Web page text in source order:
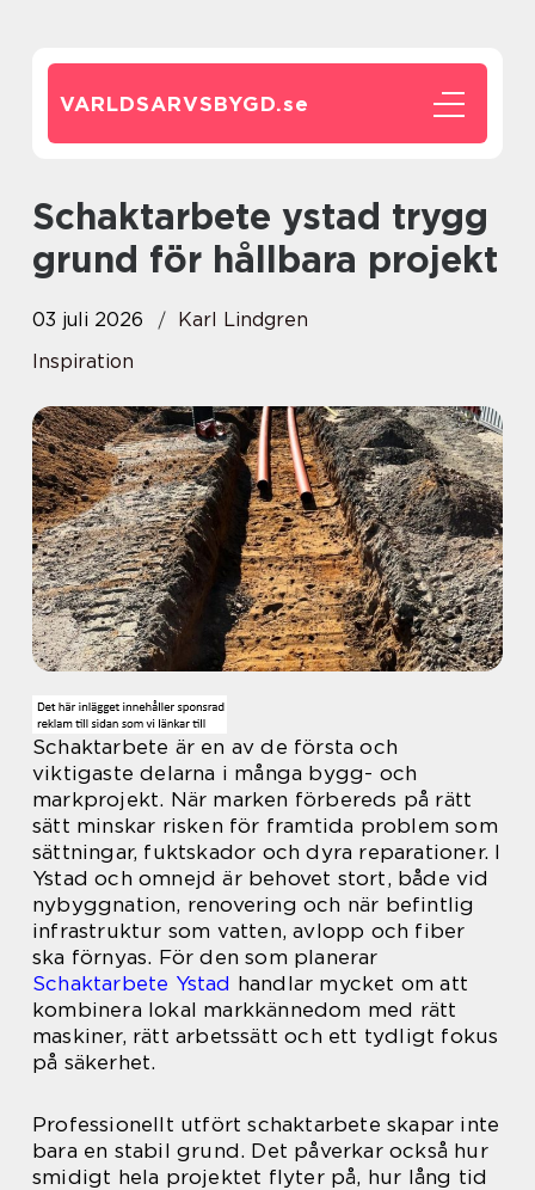
VARLDSARVSBYGD.se
Schaktarbete ystad trygg
grund för hållbara projekt
03 juli 2026
Karl Lindgren
Inspiration
Schaktarbete är en av de första och
viktigaste delarna i många bygg- och
markprojekt. När marken förbereds på rätt
sätt minskar risken för framtida problem som
sättningar, fuktskador och dyra reparationer. I
Ystad och omnejd är behovet stort, både vid
nybyggnation, renovering och när befintlig
infrastruktur som vatten, avlopp och fiber
ska förnyas. För den som planerar
Schaktarbete Ystad handlar mycket om att
kombinera lokal markkännedom med rätt
maskiner, rätt arbetssätt och ett tydligt fokus
på säkerhet.
Professionellt utfört schaktarbete skapar inte
bara en stabil grund. Det påverkar också hur
smidigt hela projektet flyter på, hur lång tid